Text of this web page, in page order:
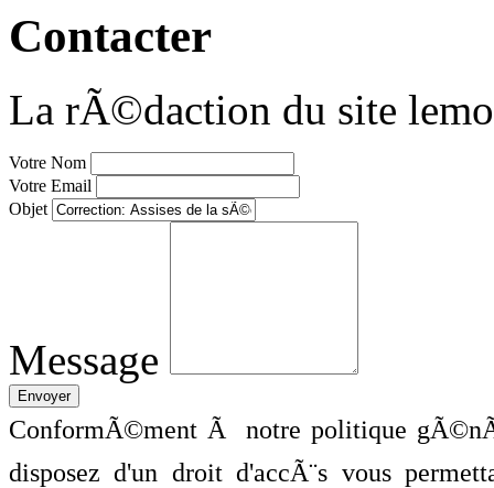
Contacter
La rÃ©daction du site
Votre Nom
Votre Email
Objet
Message
ConformÃ©ment Ã notre politique
disposez d'un droit d'accÃ¨s vous